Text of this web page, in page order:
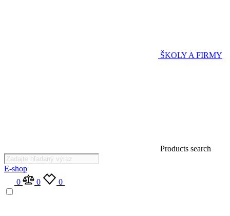
ŠKOLY A FIRMY
Products search
E-shop
0
0 0